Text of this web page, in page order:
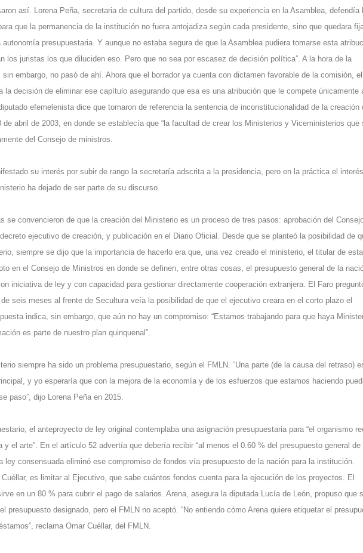
así. Lorena Peña, secretaria de cultura del partido, desde su experiencia en la Asamblea, defendía
que la permanencia de la institución no fuera antojadiza según cada presidente, sino que quedara
presupuestaria. Y aunque no estaba segura de que la Asamblea pudiera tomarse esta
los juristas los que diluciden eso. Pero que no sea por escasez de decisión política”. A la hora de la
embargo, no pasó de ahí. Ahora que el borrador ya cuenta con dictamen favorable de la comisión, el
la decisión de eliminar ese capítulo asegurando que esa es una atribución que le compete únicamente
efemelenista dice que tomaron de referencia la sentencia de inconstitucionalidad de la creación
abril de 2003, en donde se establecía que “la facultad de crear los Ministerios y Viceministerios que
del Consejo de ministros.
su interés por subir de rango la secretaría adscrita a la presidencia, pero en la práctica el
ha dejado de ser parte de su discurso.
se convencieron de que la creación del Ministerio es un proceso de tres pasos: aprobación del
ejecutivo de creación, y publicación en el Diario Oficial. Desde que se planteó la posibilidad de
siempre se dijo que la importancia de hacerlo era que, una vez creado el ministerio, el titular de esta
en el Consejo de Ministros en donde se definen, entre otras cosas, el presupuesto general de la
iniciativa de ley y con capacidad para gestionar directamente cooperación extranjera. El Faro
seis meses al frente de Secultura veía la posibilidad de que el ejecutivo creara en el corto plazo el
indica, sin embargo, que aún no hay un compromiso: “Estamos trabajando para que haya
es parte de nuestro plan quinquenal”.
siempre ha sido un problema presupuestario, según el FMLN. “Una parte (de la causa del retraso)
y yo esperaría que con la mejora de la economía y de los esfuerzos que estamos haciendo
paso”, dijo Lorena Peña en 2015.
el anteproyecto de ley original contemplaba una asignación presupuestaria para “el organismo
el arte”. En el artículo 52 advertía que debería recibir “al menos el 0.60 % del presupuesto general de
ley consensuada eliminó ese compromiso de fondos vía presupuesto de la nación para la institución.
es limitar al Ejecutivo, que sabe cuántos fondos cuenta para la ejecución de los proyectos. El
en un 80 % para cubrir el pago de salarios. Arena, asegura la diputada Lucía de León, propuso que
presupuesto designado, pero el FMLN no aceptó. “No entiendo cómo Arena quiere etiquetar el
reclama Omar Cuéllar, del FMLN.